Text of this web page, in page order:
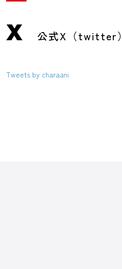
X 公式X（twitter）
Tweets by charaani